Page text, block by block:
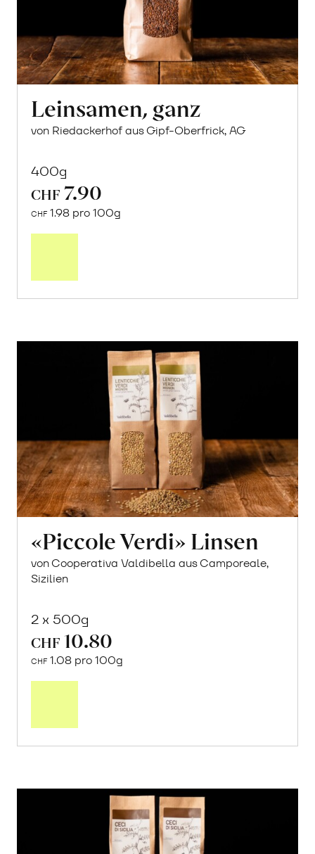
Leinsamen, ganz
von Riedackerhof aus Gipf-Oberfrick, AG
400g
CHF 7.90
CHF 1.98 pro 100g
«Piccole Verdi» Linsen
von Cooperativa Valdibella aus Camporeale,
Sizilien
2 x 500g
CHF 10.80
CHF 1.08 pro 100g